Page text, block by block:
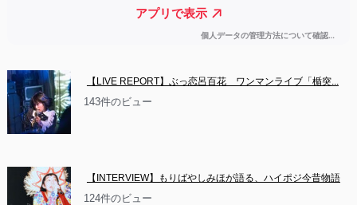
【LIVE REPORT】ぶっ恋呂百花　ワンマンライブ「楯突...
143件のビュー
【INTERVIEW】もりばやしみほが語る、ハイポジ今昔物語
124件のビュー